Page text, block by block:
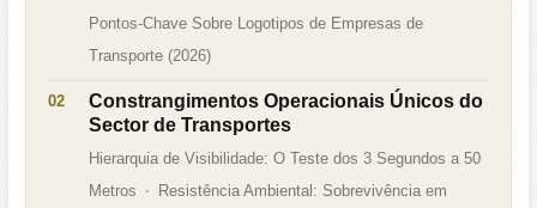
Pontos-Chave Sobre Logotipos de Empresas de
Transporte (2026)
Constrangimentos Operacionais Únicos do
Sector de Transportes
Hierarquia de Visibilidade: O Teste dos 3 Segundos a 50
Metros
Resistência Ambiental: Sobrevivência em